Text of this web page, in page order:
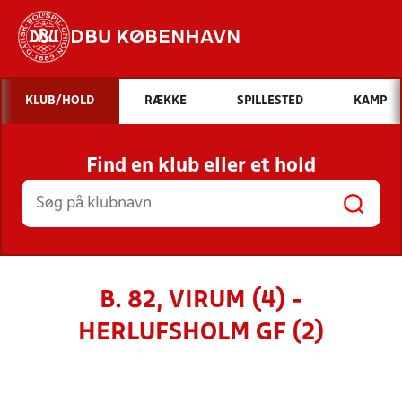
DBU KØBENHAVN
Hvad vil du søge efter?
INDHOLD OG NYHEDER
STILLINGER, RESULTATER, KLUBBER OG
HOLD
KLUB/HOLD RÆKKE SPILLESTED KAMP
Find en klub eller et hold
B. 82, VIRUM (4) -
HERLUFSHOLM GF (2)